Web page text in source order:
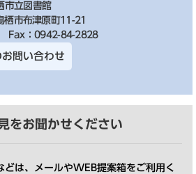
市立図書館
市布津原町11-21
Fax：0942-84-2828
問い合わせ
をお聞かせください
どは、メールやWEB提案箱をご利用く